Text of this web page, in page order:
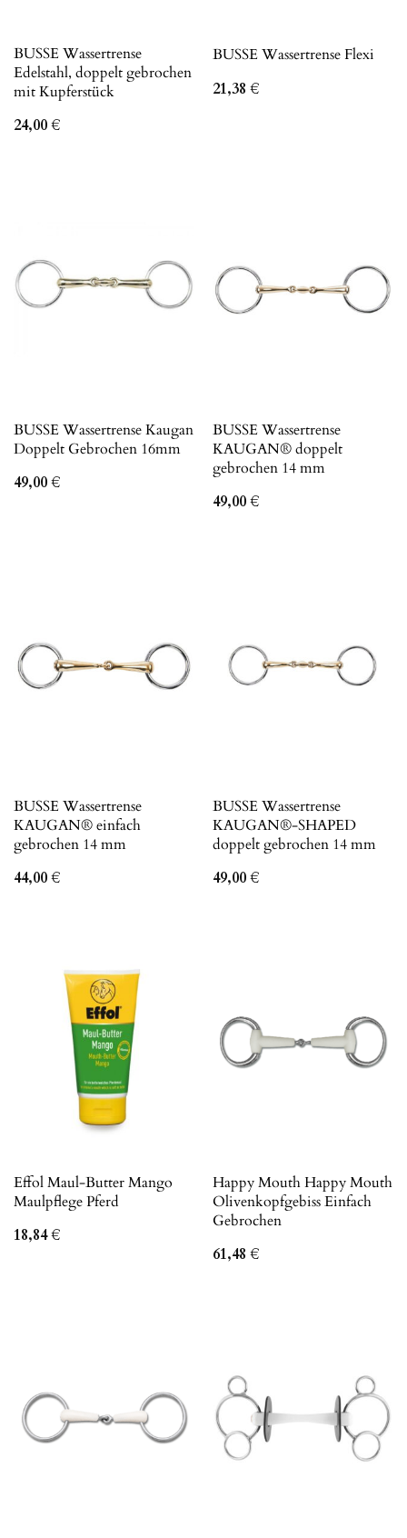
BUSSE Wassertrense
Edelstahl, doppelt gebrochen
mit Kupferstück
24,00€
BUSSE Wassertrense Flexi
21,38 €
BUSSE Wassertrense Kaugan
Doppelt Gebrochen 16mm
49,00€
BUSSE Wassertrense
KAUGAN® doppelt
gebrochen 14 mm
49,00€
BUSSE Wassertrense
KAUGAN® einfach
gebrochen 14 mm
44,00€
BUSSE Wassertrense
KAUGAN®-SHAPED
doppelt gebrochen 14 mm
49,00€
Effol Maul-Butter Mango
Maulpflege Pferd
18,84€
Happy Mouth Happy Mouth
Olivenkopfgebiss Einfach
Gebrochen
61,48 €